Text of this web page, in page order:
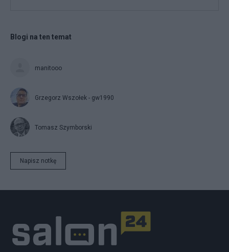
Blogi na ten temat
manitooo
Grzegorz Wszołek - gw1990
Tomasz Szymborski
Napisz notkę